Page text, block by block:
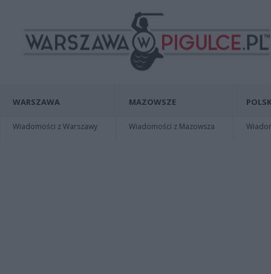
WARSZAWA
Wiadomości z Warszawy
MAZOWSZE
Wiadomości z Mazowsza